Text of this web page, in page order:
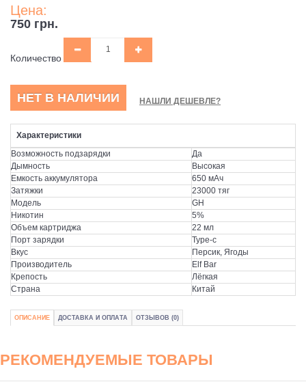
Цена:
750 грн.
Количество
НЕТ В НАЛИЧИИ НАШЛИ ДЕШЕВЛЕ?
Характеристики
Возможность подзарядки
Да
Дымность
Высокая
Емкость аккумулятора
650 мАч
Затяжки
23000 тяг
Модель
GH
Никотин
5%
Объем картриджа
22 мл
Порт зарядки
Type-c
Вкус
Персик, Ягоды
Производитель
Elf Bar
Крепость
Лёгкая
Страна
Китай
ОПИСАНИЕ ДОСТАВКА И ОПЛАТА ОТЗЫВОВ (0)
РЕКОМЕНДУЕМЫЕ ТОВАРЫ